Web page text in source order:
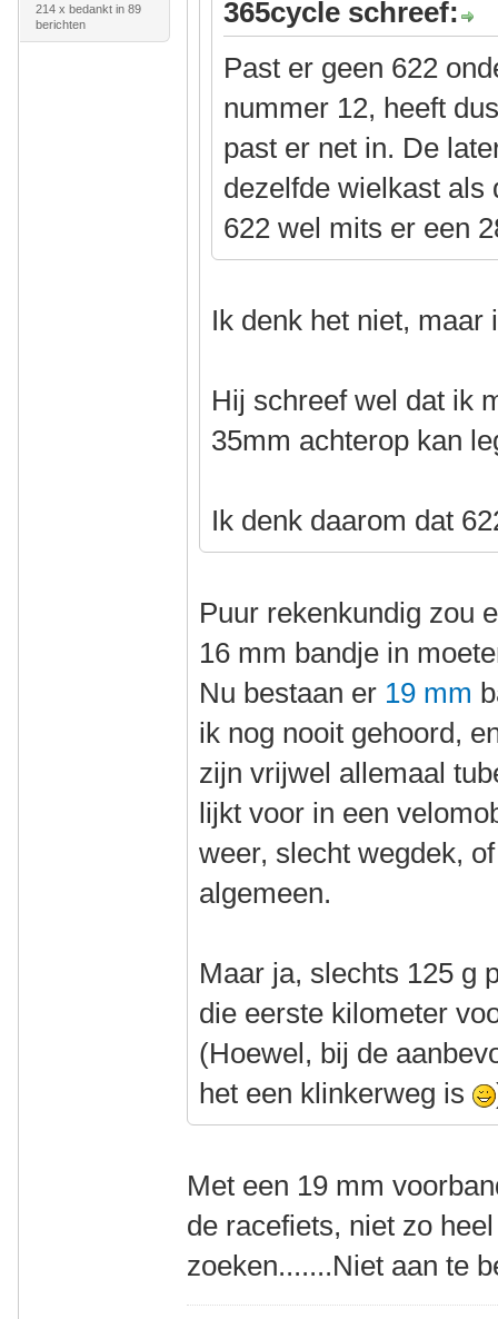
214 x bedankt in 89
berichten
365cycle schreef:
Past er geen 622
nummer 12, heeft
past er net in. De
dezelfde wielkast als
622 wel mits er een
Ik denk het niet, maar
Hij schreef wel dat ik
35mm achterop kan
Ik denk daarom dat
Puur rekenkundig zou
16 mm bandje in
Nu bestaan er 19 mm
ik nog nooit gehoord,
zijn vrijwel allemaal
lijkt voor in een
weer, slecht wegdek,
algemeen.
Maar ja, slechts 125 g
die eerste kilometer
(Hoewel, bij de
het een klinkerweg is
Met een 19 mm
de racefiets, niet zo
zoeken.......Niet aan te